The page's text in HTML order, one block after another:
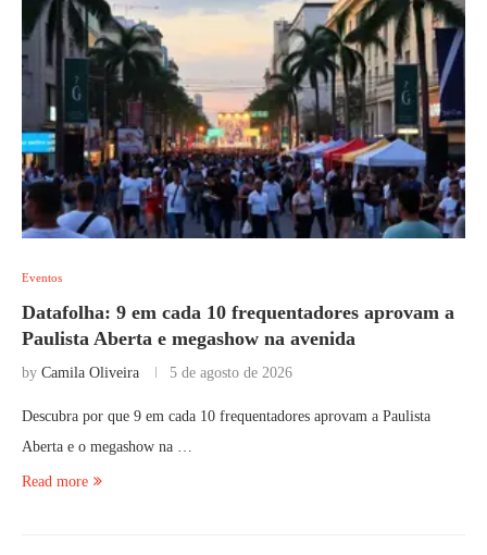
Eventos
Datafolha: 9 em cada 10 frequentadores aprovam a
Paulista Aberta e megashow na avenida
by Camila Oliveira 5 de agosto de 2026
Descubra por que 9 em cada 10 frequentadores aprovam a Paulista
Aberta e o megashow na …
Read more